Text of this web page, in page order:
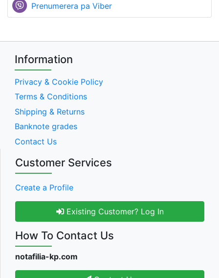
Prenumerera pa Viber
Information
Privacy & Cookie Policy
Terms & Conditions
Shipping & Returns
Banknote grades
Contact Us
Customer Services
Create a Profile
Existing Customer? Log In
How To Contact Us
notafilia-kp.com